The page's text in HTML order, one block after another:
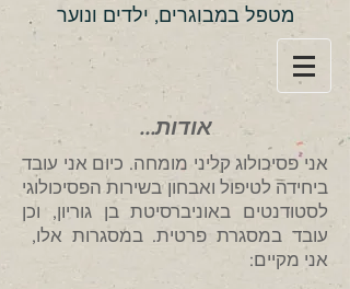
מטפל במבוגרים, ילדים ונוער
אודות...
אני פסיכולוג קליני מומחה. כיום אני עובד
ביחידה לטיפול ואבחון בשירות הפסיכולוגי
לסטודנטים באוניברסיטת בן גוריון, וכן
עובד במסגרת פרטית.במסגרות אלו,
אני מקיים: